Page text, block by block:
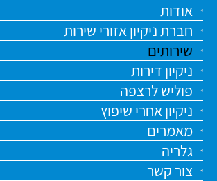
אודות
חברת ניקיון אזורי שירות
שירותים
ניקיון דירות
פוליש לרצפה
ניקיון אחרי שיפוץ
מאמרים
גלריה
צור קשר